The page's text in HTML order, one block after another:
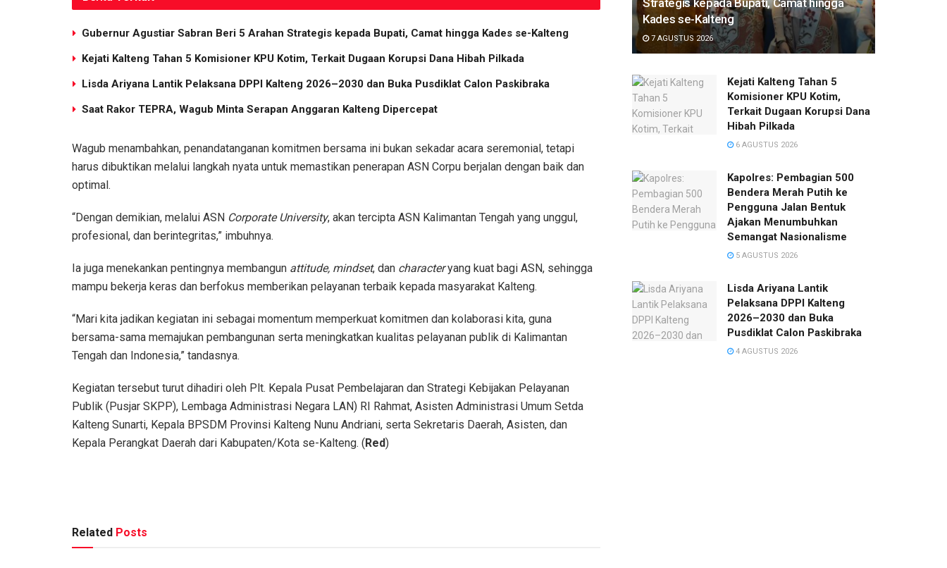
Gubernur Agustiar Sabran Beri 5 Arahan Strategis kepada Bupati, Camat hingga Kades se-Kalteng
Kejati Kalteng Tahan 5 Komisioner KPU Kotim, Terkait Dugaan Korupsi Dana Hibah Pilkada
Lisda Ariyana Lantik Pelaksana DPPI Kalteng 2026–2030 dan Buka Pusdiklat Calon Paskibraka
Saat Rakor TEPRA, Wagub Minta Serapan Anggaran Kalteng Dipercepat
Wagub menambahkan, penandatanganan komitmen bersama ini bukan sekadar acara seremonial, tetapi
harus dibuktikan melalui langkah nyata untuk memastikan penerapan ASN Corpu berjalan dengan baik dan
optimal.
“Dengan demikian, melalui ASN Corporate University, akan tercipta ASN Kalimantan Tengah yang unggul,
profesional, dan berintegritas,” imbuhnya.
Ia juga menekankan pentingnya membangun attitude, mindset, dan characteryang kuat bagi ASN, sehingga
mampu bekerja keras dan berfokus memberikan pelayanan terbaik kepada masyarakat Kalteng.
“Mari kita jadikan kegiatan ini sebagai momentum memperkuat komitmen dan kolaborasi kita, guna
bersama-sama memajukan pembangunan serta meningkatkan kualitas pelayanan publik di Kalimantan
Tengah dan Indonesia,” tandasnya.
Kegiatan tersebut turut dihadiri oleh Plt. Kepala Pusat Pembelajaran dan Strategi Kebijakan Pelayanan
Publik (Pusjar SKPP), Lembaga Administrasi Negara LAN) RI Rahmat, Asisten Administrasi Umum Setda
Kalteng Sunarti, Kepala BPSDM Provinsi Kalteng Nunu Andriani, serta Sekretaris Daerah, Asisten, dan
Kepala Perangkat Daerah dari Kabupaten/Kota se-Kalteng. ( Red)
Related Posts
Kades se-Kalteng
7 AGUSTUS 2026
Kejati Kalteng Tahan 5
Komisioner KPU Kotim,
Terkait Dugaan Korupsi Dana
Hibah Pilkada
6 AGUSTUS 2026
Kapolres: Pembagian 500
Bendera Merah Putih ke
Pengguna Jalan Bentuk
Ajakan Menumbuhkan
Semangat Nasionalisme
5 AGUSTUS 2026
Lisda Ariyana Lantik
Pelaksana DPPI Kalteng
2026–2030 dan Buka
Pusdiklat Calon Paskibraka
4 AGUSTUS 2026